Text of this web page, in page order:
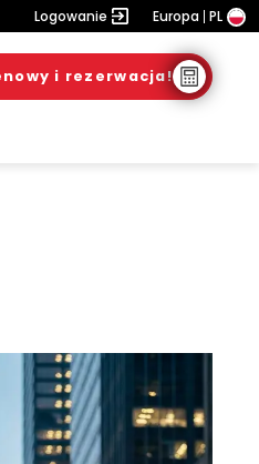
Logowanie Europa PL
i rezerwacja!